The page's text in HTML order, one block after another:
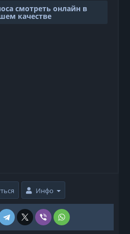
смотреть онлайн в
качестве
Инфо